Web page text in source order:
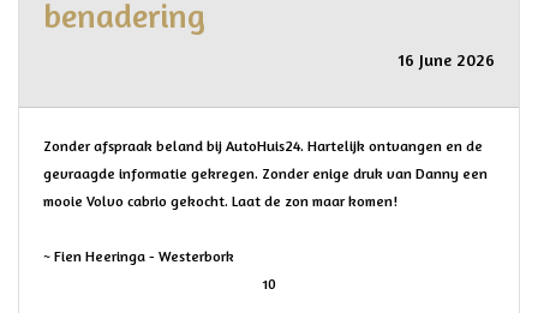
benadering
16 June 2026
Zonder afspraak beland bij AutoHuis24. Hartelijk ontvangen en de
gevraagde informatie gekregen. Zonder enige druk van Danny een
mooie Volvo cabrio gekocht. Laat de zon maar komen!
~ Fien Heeringa - Westerbork
10